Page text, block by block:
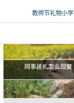
教师节礼物小